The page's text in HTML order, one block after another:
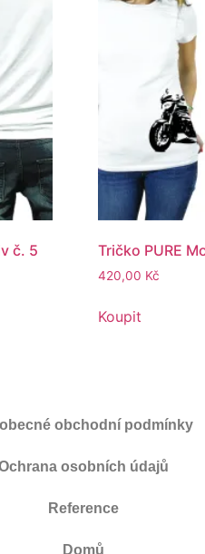
č. 5 Tričko PURE
420,00 Kč
Koupit
obchodní podmínky
osobních údajů
Reference
Domů